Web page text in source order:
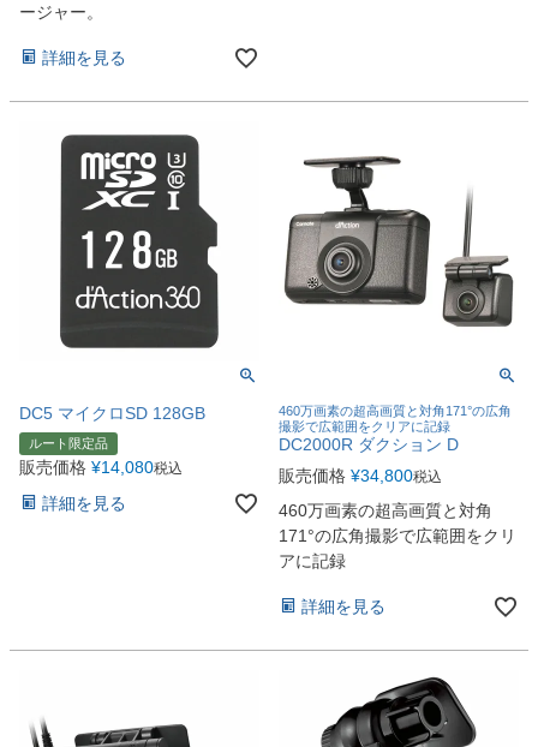
ージャー。
詳細を見る
DC5 マイクロSD 128GB
ルート限定品
販売価格 ¥14,080税込
詳細を見る
460万画素の超高画質と対角171°の広角
撮影で広範囲をクリアに記録
DC2000R ダクション D
販売価格 ¥34,800税込
460万画素の超高画質と対角
171°の広角撮影で広範囲をクリ
アに記録
詳細を見る